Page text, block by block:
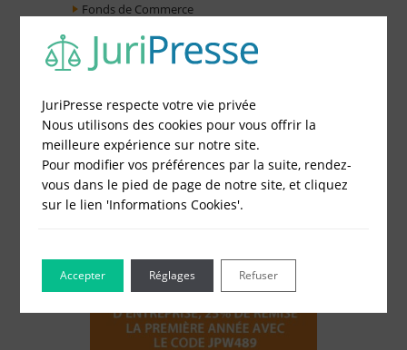
Fonds de Commerce
JuriPresse respecte votre vie privée
Nous utilisons des cookies pour vous offrir la
meilleure expérience sur notre site.
Pour modifier vos préférences par la suite, rendez-
vous dans le pied de page de notre site, et cliquez
sur le lien 'Informations Cookies'.
Accepter Refuser
Réglages